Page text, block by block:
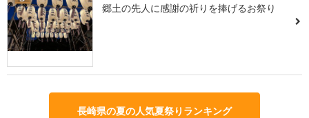
郷土の先人に感謝の祈りを捧げるお祭り
長崎県の夏の人気夏祭りランキング